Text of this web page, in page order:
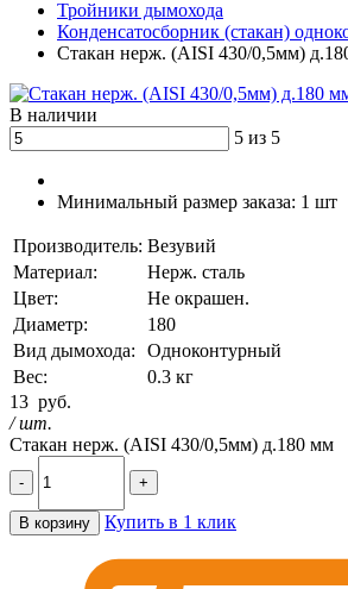
Тройники дымохода
Конденсатосборник (стакан)
Стакан нерж. (AISI 430/0,5мм)
В наличии
5 из 5
Минимальный размер заказа: 1 шт
Производитель: Везувий
Материал:
Нерж. сталь
Цвет:
Не окрашен.
Диаметр:
180
Вид дымохода:
Одноконтурный
Вес:
0.3 кг
13 руб.
/ шт.
Стакан нерж. (AISI 430/0,5мм) д.180 мм
- +
В корзину Купить в 1 клик